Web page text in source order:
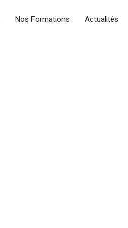
Nos Formations Actualités